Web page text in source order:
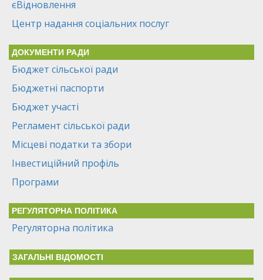
єВідновлення
Центр надання соціальних послуг
ДОКУМЕНТИ РАДИ
Бюджет сільської ради
Бюджетні паспорти
Бюджет участі
Регламент сільської ради
Місцеві податки та збори
Інвестиційний профіль
Програми
РЕГУЛЯТОРНА ПОЛІТИКА
Регуляторна політика
ЗАГАЛЬНІ ВІДОМОСТІ